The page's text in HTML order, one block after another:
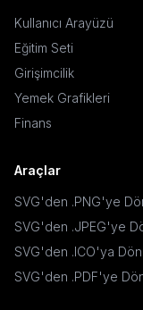
Kullanıcı Arayüzü
Eğitim Seti
Girişimcilik
Yemek Grafikleri
Finans
Araçlar
SVG'den .PNG'ye
SVG'den .JPEG'ye
SVG'den .ICO'ya
SVG'den .PDF'ye